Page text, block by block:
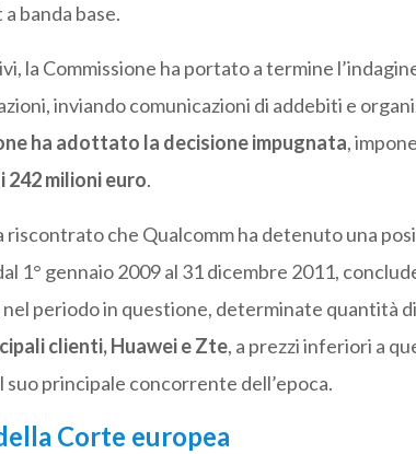
banda base.
la Commissione ha portato a termine
inviando comunicazioni di addebiti e
ha adottato la decisione impugnata,
242 milioni euro.
riscontrato che Qualcomm ha detenuto una
1° gennaio 2009 al 31 dicembre 2011,
periodo in questione, determinate quantità
clienti, Huawei e Zte, a prezzi inferiori a
suo principale concorrente dell’epoca.
Corte europea